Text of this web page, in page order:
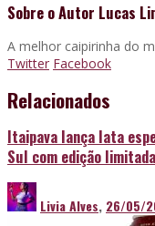
Sobre o Autor Lucas
A melhor caipirinha do
Twitter Facebook
Relacionados
Itaipava lança lata
Sul com edição limitada
Livia Alves, 26/05/